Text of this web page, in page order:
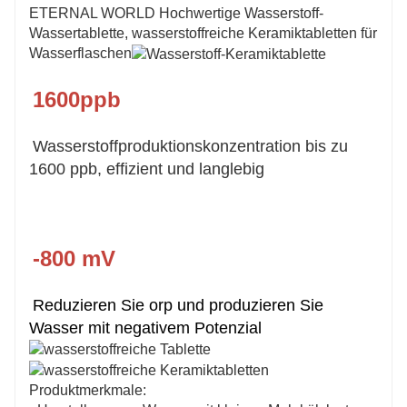
ETERNAL WORLD Hochwertige Wasserstoff-
Wassertablette, wasserstoffreiche Keramiktabletten für
Wasserflaschen
1600ppb
Wasserstoffproduktionskonzentration bis zu
1600 ppb, effizient und langlebig
-800 mV
Reduzieren Sie orp und produzieren Sie
Wasser mit negativem Potenzial
Produktmerkmale: